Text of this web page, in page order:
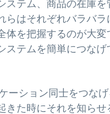
ステム、商品の在庫
らはそれぞれバラバ
体を把握するのが大
ステムを簡単につな
ーション同士をつな
きた時にそれを知ら